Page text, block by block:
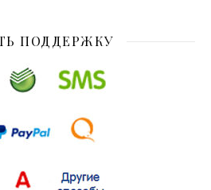
ПОДДЕРЖКУ